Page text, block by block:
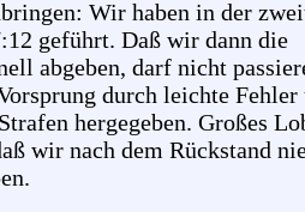
Wir haben in der
geführt. Daß wir dann die
abgeben, darf nicht
durch leichte Fehler
hergegeben. Großes
wir nach dem Rückstand